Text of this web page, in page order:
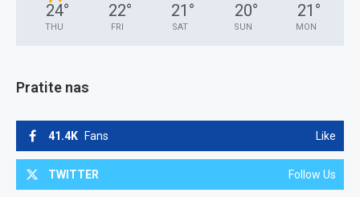
24°
THU
22°
FRI
21 °
SAT
20°
SUN
21 °
MON
Pratite nas
41.4K Fans Like
TWITTER Follow Us